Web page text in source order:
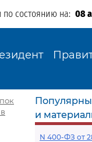
по состоянию на: 08
и
N 400-ФЗ от